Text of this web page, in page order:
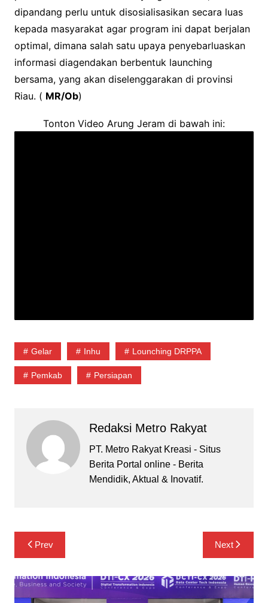
dipandang perlu untuk disosialisasikan secara luas
kepada masyarakat agar program ini dapat berjalan
optimal, dimana salah satu upaya penyebarluaskan
informasi diagendakan berbentuk launching
bersama, yang akan diselenggarakan di provinsi
Riau. ( MR/Ob)
Tonton Video Arung Jeram di bawah ini:
Gelar Inhu Lounching DRPPA
Pemkab Persiapan
Redaksi Metro Rakyat
PT. Metro Rakyat Kreasi - Situs
Berita Portal online - Berita
Mendidik, Aktual & Inovatif.
Navigasi
pos
Prev Next